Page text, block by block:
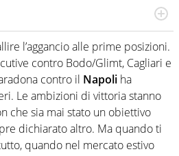
di Alonso, un dritto di Federer
il calcio ha la meglio. Ha seguito
sportive e non. Ama scoprire
l’aggancio alle prime posizioni.
contro Bodo/Glimt, Cagliari e
contro il Napoli ha
Le ambizioni di vittoria stanno
che sia mai stato un obiettivo
dichiarato altro. Ma quando ti
quando nel mercato estivo